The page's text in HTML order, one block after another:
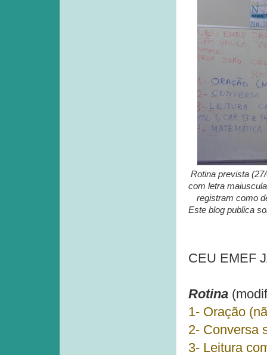
Rotina prevista
com letra
registram como
Este blog publica
CEU EMEF
Rotina
1- Oração
2- Conversa
3- Leitura